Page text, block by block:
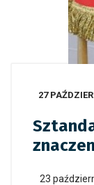
27
23